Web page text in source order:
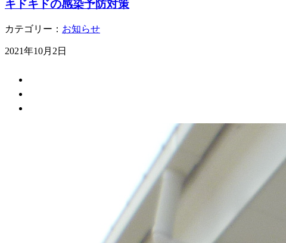
キドキドの感染予防対策
カテゴリー： お知らせ
2021年10月2日